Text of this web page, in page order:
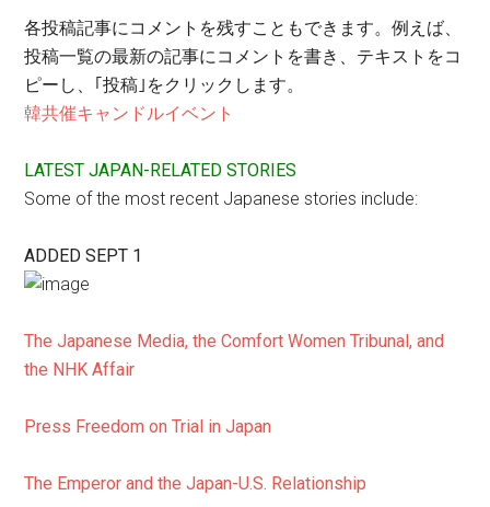
各投稿記事にコメントを残すこともできます。例えば、
投稿一覧の最新の記事にコメントを書き、テキストをコ
ピーし、｢投稿｣をクリックします。
韓共催キャンドルイベント
LATEST JAPAN-RELATED STORIES
Some of the most recent Japanese stories include:
ADDED SEPT 1
The Japanese Media, the Comfort Women Tribunal, and
the NHK Affair
Press Freedom on Trial in Japan
The Emperor and the Japan-U.S. Relationship